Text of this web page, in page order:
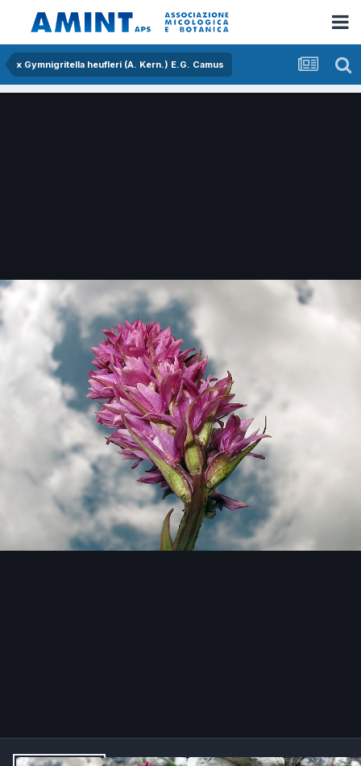
x Gymnigritella heufleri (A. Kern.) E.G. Camus